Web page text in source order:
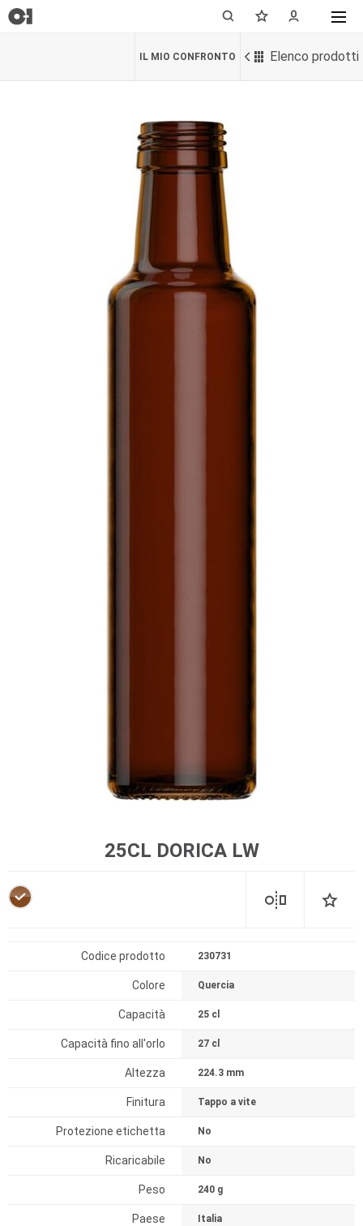
Elenco prodotti
IL MIO CONFRONTO
25CL DORICA LW
Codice prodotto 230731
Colore Quercia
Capacità 25 cl
Capacità fino all'orlo 27 cl
Altezza 224.3 mm
Finitura Tappo a vite
Protezione etichetta No
Ricaricabile No
Peso 240 g
Paese Italia